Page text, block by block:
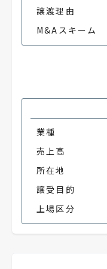
譲渡理由
M&Aスキーム
業種
売上高
所在地
譲受目的
上場区分